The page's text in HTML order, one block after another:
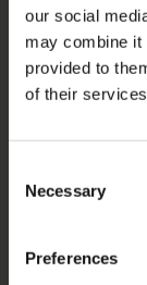
our social
may combine it
provided to
of their
Selection
Necessary
Preferences
Ritorno
Consegna
Ordine e
Pezzi di
JOBE